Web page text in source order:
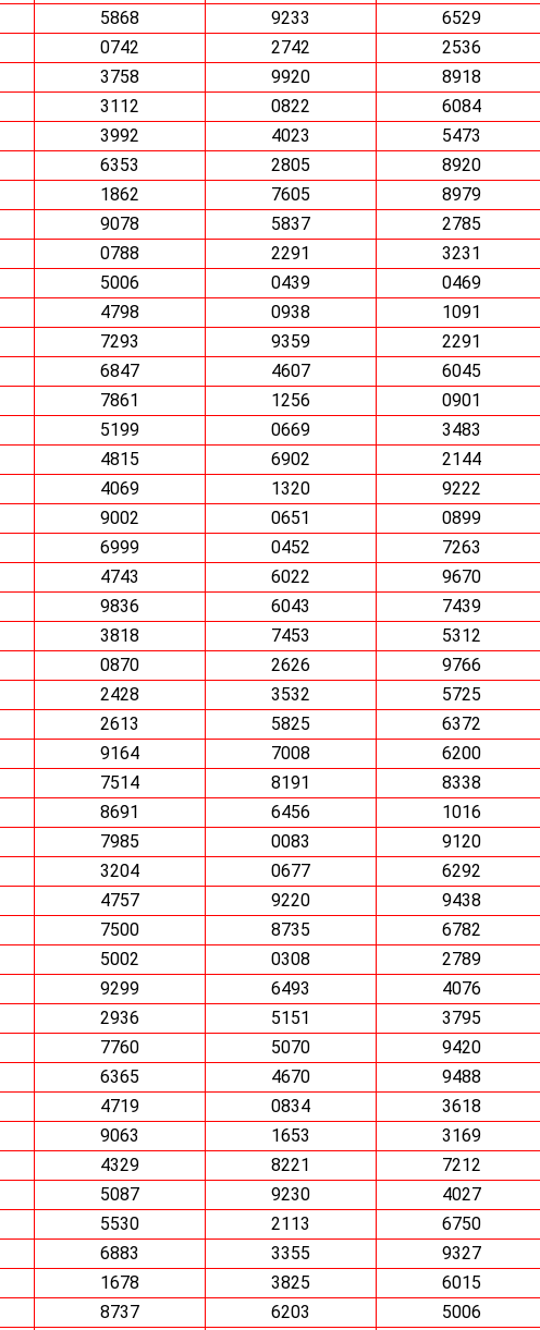
5868 9233 6529
0742 2742 2536
3758 9920 8918
3112 0822 6084
3992 4023 5473
6353 2805 8920
1862 7605 8979
9078 5837 2785
0788 2291 3231
5006 0439 0469
4798 0938 1091
7293 9359 2291
6847 4607 6045
7861 1256 0901
5199 0669 3483
4815 6902 2144
4069 1320 9222
9002 0651 0899
6999 0452 7263
4743 6022 9670
9836 6043 7439
3818 7453 5312
0870 2626 9766
2428 3532 5725
2613 5825 6372
9164 7008 6200
7514 8191 8338
8691 6456 1016
7985 0083 9120
3204 0677 6292
4757 9220 9438
7500 8735 6782
5002 0308 2789
9299 6493 4076
2936 5151 3795
7760 5070 9420
6365 4670 9488
4719 0834 3618
9063 1653 3169
4329 8221 7212
5087 9230 4027
5530 2113 6750
6883 3355 9327
1678 3825 6015
8737 6203 5006